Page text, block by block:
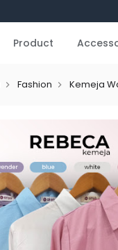
Product
Fashion Kemeja